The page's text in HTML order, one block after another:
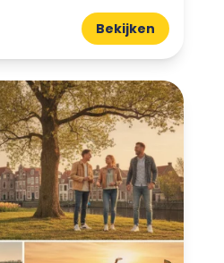
Bekijken